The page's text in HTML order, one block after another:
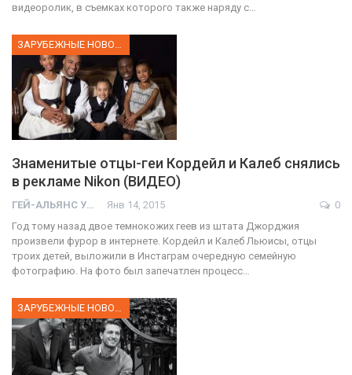
видеоролик, в съемках которого также наряду с…
ЗАРУБЕЖНЫЕ НОВОСТИ
Знаменитые отцы-геи Кордейл и Калеб снялись
в рекламе Nikon (ВИДЕО)
ГЕЙ-АЛЬЯНС УКРАИНА Янв 14, 2015
0
Год тому назад двое темнокожих геев из штата Джорджия
произвели фурор в интернете. Кордейл и Калеб Льюисы, отцы
троих детей, выложили в Инстаграм очередную семейную
фотографию. На фото был запечатлен процесс…
ЗАРУБЕЖНЫЕ НОВОСТИ